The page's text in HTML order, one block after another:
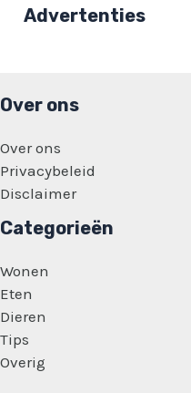
is
dit
Advertenties
Over ons
Over ons
Privacybeleid
Disclaimer
Categorieën
Wonen
Eten
Dieren
Tips
Overig